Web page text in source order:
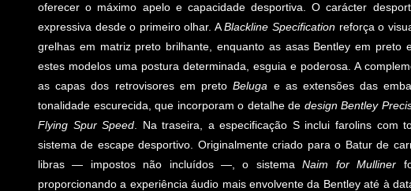
oferecer o máximo apelo e capacidade desportiva. O carácter
expressiva desde o primeiro olhar. ABlackline Specificationreforça o
grelhas em matriz preto brilhante, enquanto as asas Bentley em preto
estes modelos uma postura determinada, esguia e poderosa. A
as capas dos retrovisores em pretoBeluga e as extensões das
tonalidade escurecida, que incorporam o detalhe de design Bentley
Flying Spur Speed . Na traseira, a especificação S inclui farolins com
sistema de escape desportivo. Originalmente criado para o Batur de
libras — impostos não incluídos —, o sistemaNaim for Mulliner
proporcionando a experiência áudio mais envolvente da Bentley até à